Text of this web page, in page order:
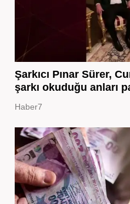
Şarkıcı Pınar Sürer,
şarkı okuduğu anları
Haber7